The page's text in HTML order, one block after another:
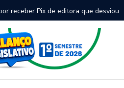
de Dourados vai custar R$